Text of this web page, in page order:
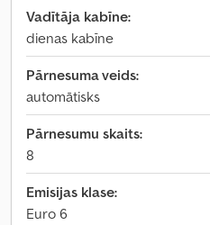
Vadītāja kabīne:
dienas kabīne
Pārnesuma veids:
automātisks
Pārnesumu skaits:
8
Emisijas klase:
Euro 6